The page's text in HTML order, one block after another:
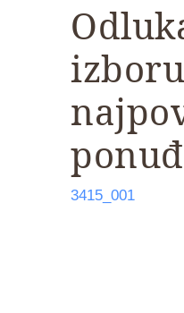
izboru
3415_001